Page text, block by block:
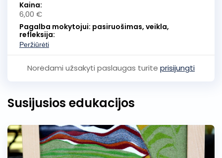
Kaina:
6,00 €
Pagalba mokytojui: pasiruošimas, veikla,
refleksija:
Peržiūrėti
Norėdami užsakyti paslaugas turite prisijungti
Susijusios edukacijos